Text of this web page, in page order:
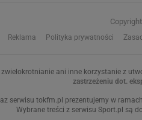
Reklama Polityka prywatności
ani inne korzystanie z
zastrzeżeniu dot.
serwisu tokfm.pl prezentujemy w
Wybrane treści z serwisu Sport.pl są